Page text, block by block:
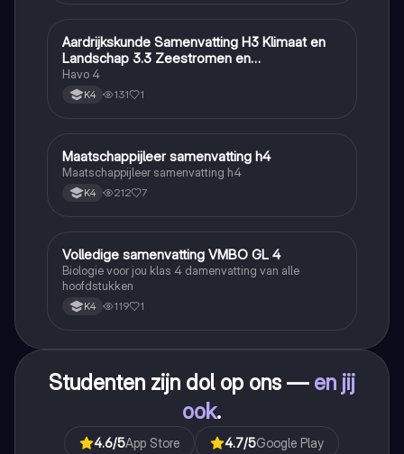
Aardrijkskunde
Aardrijkskunde Samenvatting H3 Klimaat en
Landschap 3.3 Zeestromen en
Klimaatgebieden • BuiteNLand
Havo 4
K4 131 1
Maatschappijleer
Maatschappijleer samenvatting h4
Maatschappijleer samenvatting h4
K4 212 7
Biologie
Volledige samenvatting VMBO GL 4
Biologie voor jou klas 4 damenvatting van alle
hoofdstukken
K4 119 1
Studenten zijn dol op ons — en jij
ook.
4.6/5App Store 4.7/5Google Play